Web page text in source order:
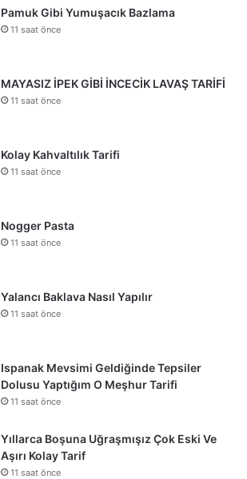
Pamuk Gibi Yumuşacık Bazlama
11 saat önce
MAYASIZ İPEK GİBİ İNCECİK LAVAŞ TARİFİ
11 saat önce
Kolay Kahvaltılık Tarifi
11 saat önce
Nogger Pasta
11 saat önce
Yalancı Baklava Nasıl Yapılır
11 saat önce
Ispanak Mevsimi Geldiğinde Tepsiler
Dolusu Yaptığım O Meşhur Tarifi
11 saat önce
Yıllarca Boşuna Uğraşmışız Çok Eski Ve
Aşırı Kolay Tarif
11 saat önce